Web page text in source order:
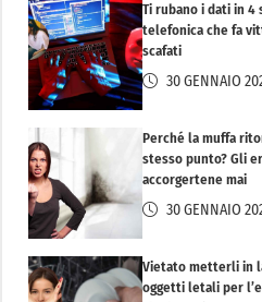
Ti rubano i dati in
telefonica che fa
scafati
30 GENNAIO
Perché la muffa
stesso punto? Gli
accorgertene mai
30 GENNAIO
Vietato metterli in
oggetti letali per